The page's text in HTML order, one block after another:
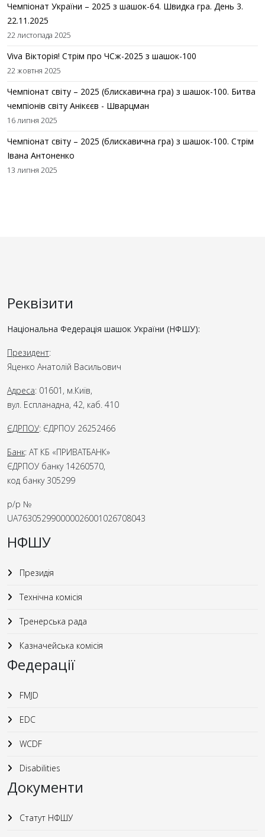
Чемпіонат України – 2025 з шашок-64. Швидка гра. День 3.
22.11.2025
22 листопада 2025
Viva Вікторія! Стрім про ЧСж-2025 з шашок-100
22 жовтня 2025
Чемпіонат світу – 2025 (блискавична гра) з шашок-100. Битва
чемпіонів світу Анікєєв - Шварцман
16 липня 2025
Чемпіонат світу – 2025 (блискавична гра) з шашок-100. Стрім
Івана Антоненко
13 липня 2025
Реквізити
Національна Федерація шашок України (НФШУ):
Президент:
Яценко Анатолій Васильович
Адреса: 01601, м.Київ,
вул. Еспланадна, 42, каб. 410
ЄДРПОУ: ЄДРПОУ 26252466
Банк: АТ КБ «ПРИВАТБАНК»
ЄДРПОУ банку 14260570,
код банку 305299
р/р №
UA763052990000026001026708043
НФШУ
Президія
Технічна комісія
Тренерська рада
Казначейська комісія
Федерації
FMJD
EDC
WCDF
Disabilities
Документи
Статут НФШУ